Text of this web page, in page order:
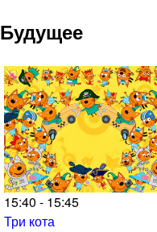
Будущее
15:40 - 15:45
Три кота